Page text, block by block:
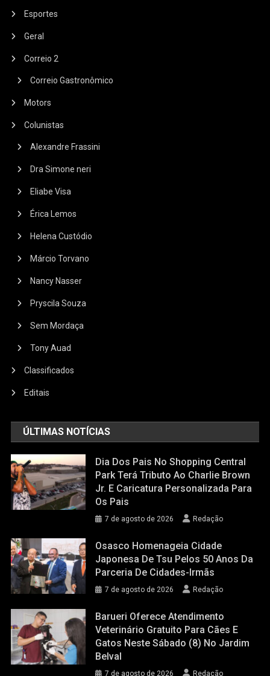
Esportes
Geral
Correio 2
Correio Gastronômico
Motors
Colunistas
Alexandre Frassini
Dra Simone neri
Eliabe Visa
Érica Lemos
Helena Custódio
Márcio Torvano
Nancy Nasser
Pryscila Souza
Sem Mordaça
Tony Auad
Classificados
Editais
ÚLTIMAS NOTÍCIAS
Dia Dos Pais No Shopping Central
Park Terá Tributo Ao Charlie Brown
Jr. E Caricatura Personalizada Para
Os Pais
7 de agosto de 2026 Redação
Osasco Homenageia Cidade
Japonesa De Tsu Pelos 50 Anos Da
Parceria De Cidades-Irmãs
7 de agosto de 2026 Redação
Barueri Oferece Atendimento
Veterinário Gratuito Para Cães E
Gatos Neste Sábado (8) No Jardim
Belval
7 de agosto de 2026 Redação